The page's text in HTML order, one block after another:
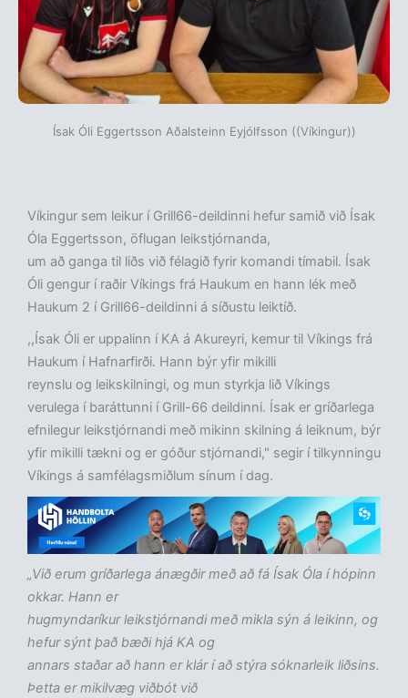
Ísak Óli Eggertsson Aðalsteinn Eyjólfsson ((Víkingur))
Víkingur sem leikur í Grill66-deildinni hefur samið við Ísak
Óla Eggertsson, öflugan leikstjórnanda,
um að ganga til liðs við félagið fyrir komandi tímabil. Ísak
Óli gengur í raðir Víkings frá Haukum en hann lék með
Haukum 2 í Grill66-deildinni á síðustu leiktíð.
,,Ísak Óli er uppalinn í KA á Akureyri, kemur til Víkings frá
Haukum í Hafnarfirði. Hann býr yfir mikilli
reynslu og leikskilningi, og mun styrkja lið Víkings
verulega í baráttunni í Grill-66 deildinni. Ísak er gríðarlega
efnilegur leikstjórnandi með mikinn skilning á leiknum, býr
yfir mikilli tækni og er góður stjórnandi," segir í tilkynningu
Víkings á samfélagsmiðlum sínum í dag.
„Við erum gríðarlega ánægðir með að fá Ísak Óla í hópinn
okkar. Hann er
hugmyndaríkur leikstjórnandi með mikla sýn á leikinn, og
hefur sýnt það bæði hjá KA og
annars staðar að hann er klár í að stýra sóknarleik liðsins.
Þetta er mikilvæg viðbót við